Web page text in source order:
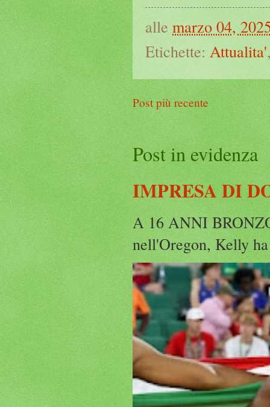
alle marzo 04,
Etichette: Attualita'
Post più recente
Post in evidenza
IMPRESA DI
A 16 ANNI
nell'Oregon, Kelly